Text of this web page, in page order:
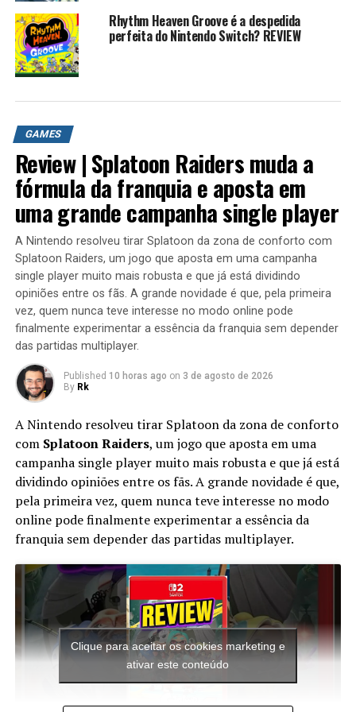
? Twitter: /robertocarlosfj
? Insta: /robertocarlosfj
? Page do Face: /rkplayss
? Grupo do Face: /gamers brasil
? Lives na Twitch e Facebook: /rkplay
? #rkplay #historiasonic #sonic
Você provavelmente já jogou algum game do Sonic pelo
menos uma vez na vida, não é verdade? Mas tem um jogo
do ouriço que você nunca jogou, e provavelmente jamais
vai querer jogar: conheça a história de SONIC.EXE, o
game demoníaco do mascote da Sega!
Existe uma coisa que o ser humano sempre irá temer: o
desconhecido. E existe uma outra coisa que faz o ser
humano entrar no desconhecido, alheio até mesmo aos
perigos que ele pode representar: a curiosidade.
A curiosidade é o que nos move adiante e nos empurra
para novas descobertas; algumas boas, outras nem
tanto. E foi a curiosidade que levou um pobre fã do Sonic
aos piores momentos de sua vida na lenda sinistra que
você vai conhecer agora.
Tom estava em sua casa jogando tranquilamente o
(famigerado) game Sonic Unleashed quando,ao olhar
pela janela, reparou que o carteiro havia acabado de
Ele então pausou o game e foi apanhar as
correspondências. Ao abrir sua caixa de correio, viu que
o carteiro havia deixado apenas uma caixinha de CD e
uma carta. Pela letra, Tom reconheceu que a carta era
de seu amigo Kyle, de quem Tom não tinha notícias há
duas semanas.
Rhythm Heaven Groove é a despedida
perfeita do Nintendo Switch? REVIEW
GAMES
Review | Splatoon Raiders muda a
fórmula da franquia e aposta em
uma grande campanha single player
A Nintendo resolveu tirar Splatoon da zona de conforto com
Splatoon Raiders, um jogo que aposta em uma campanha
single player muito mais robusta e que já está dividindo
opiniões entre os fãs. A grande novidade é que, pela primeira
vez, quem nunca teve interesse no modo online pode
finalmente experimentar a essência da franquia sem depender
das partidas multiplayer.
Published 10 horas ago on 3 de agosto de 2026
By Rk
A Nintendo resolveu tirar Splatoon da zona de conforto
com Splatoon Raiders, um jogo que aposta em uma
campanha single player muito mais robusta e que já está
dividindo opiniões entre os fãs. A grande novidade é que,
pela primeira vez, quem nunca teve interesse no modo
online pode finalmente experimentar a essência da
franquia sem depender das partidas multiplayer.
Clique para aceitar os cookies marketing e
ativar este conteúdo